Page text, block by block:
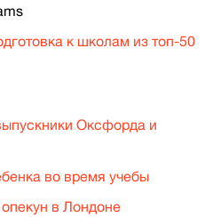
к школам из топ-50
Оксфорда и
во время учебы
в Лондоне